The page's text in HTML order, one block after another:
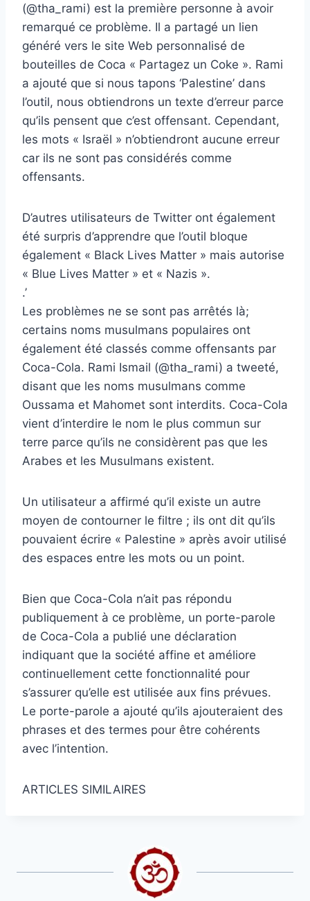
(@tha_rami) est la première personne à avoir
remarqué ce problème. Il a partagé un lien
généré vers le site Web personnalisé de
bouteilles de Coca « Partagez un Coke ». Rami
a ajouté que si nous tapons ‘Palestine’ dans
l’outil, nous obtiendrons un texte d’erreur parce
qu’ils pensent que c’est offensant. Cependant,
les mots « Israël » n’obtiendront aucune erreur
car ils ne sont pas considérés comme
offensants.
D’autres utilisateurs de Twitter ont également
été surpris d’apprendre que l’outil bloque
également « Black Lives Matter » mais autorise
« Blue Lives Matter » et « Nazis ».
.’
Les problèmes ne se sont pas arrêtés là;
certains noms musulmans populaires ont
également été classés comme offensants par
Coca-Cola. Rami Ismail (@tha_rami) a tweeté,
disant que les noms musulmans comme
Oussama et Mahomet sont interdits. Coca-Cola
vient d’interdire le nom le plus commun sur
terre parce qu’ils ne considèrent pas que les
Arabes et les Musulmans existent.
Un utilisateur a affirmé qu’il existe un autre
moyen de contourner le filtre ; ils ont dit qu’ils
pouvaient écrire « Palestine » après avoir utilisé
des espaces entre les mots ou un point.
Bien que Coca-Cola n’ait pas répondu
publiquement à ce problème, un porte-parole
de Coca-Cola a publié une déclaration
indiquant que la société affine et améliore
continuellement cette fonctionnalité pour
s’assurer qu’elle est utilisée aux fins prévues.
Le porte-parole a ajouté qu’ils ajouteraient des
phrases et des termes pour être cohérents
avec l’intention.
ARTICLES SIMILAIRES